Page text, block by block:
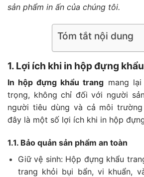
sản phẩm in ấn của chúng tôi.
Tóm tắt nội dung
1. Lợi ích khi in hộp đựng
In hộp đựng khẩu trang mang
trọng, không chỉ đối với người
người tiêu dùng và cả môi
đây là một số lợi ích khi in hộp
1.1. Bảo quản sản phẩm an toàn
Giữ vệ sinh: Hộp đựng khẩu
trang khỏi bụi bẩn, vi khuẩn,